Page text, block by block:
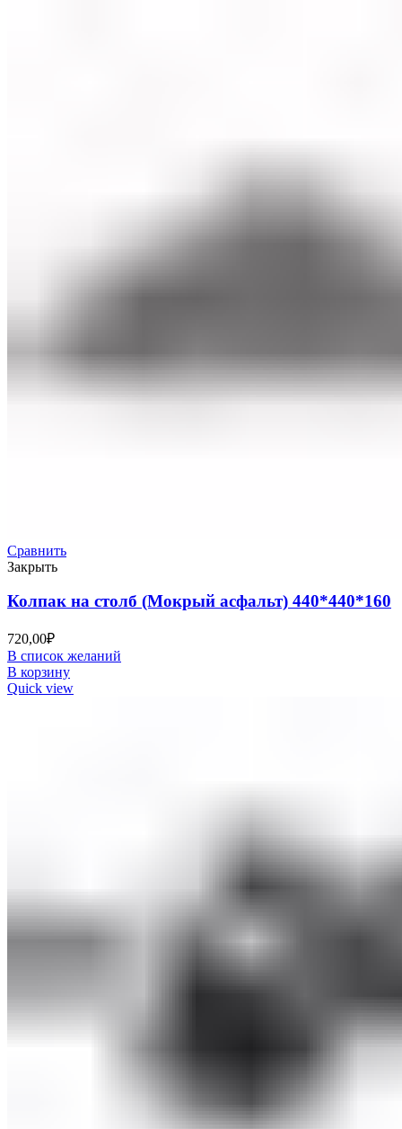
Сравнить
Закрыть
Колпак на столб (Мокрый асфальт) 440*440*160
720,00₽
В список желаний
В корзину
Quick view